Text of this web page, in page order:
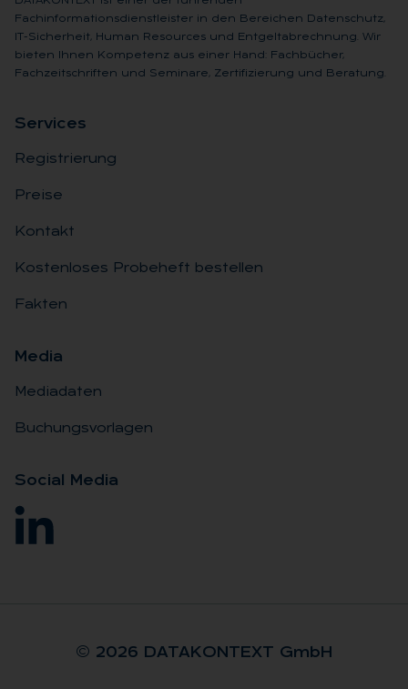
Fachinformationsdienstleister in den Bereichen Datenschutz,
IT-Sicherheit, Human Resources und Entgeltabrechnung. Wir
bieten Ihnen Kompetenz aus einer Hand: Fachbücher,
Fachzeitschriften und Seminare, Zertifizierung und Beratung.
Ser­vices
Registrierung
Preise
Kontakt
Kostenloses Probeheft bestellen
Fakten
Me­dia
Mediadaten
Buchungsvorlagen
So­ci­al Me­dia
© 2026 DA­TA­KON­TEXT GmbH